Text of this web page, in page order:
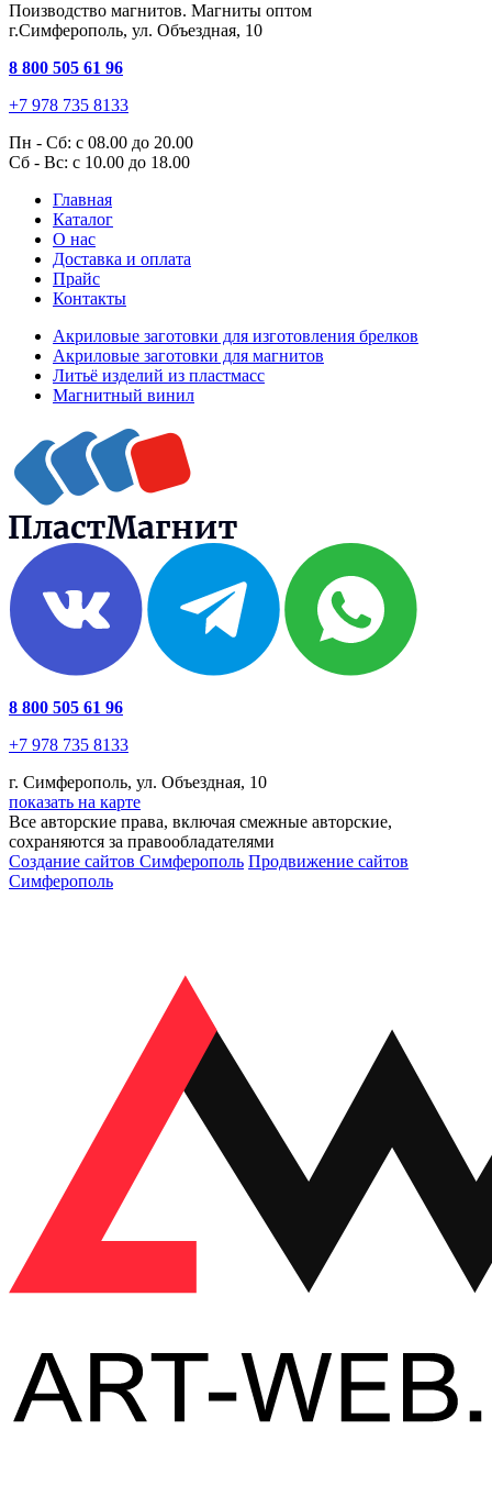
Поизводство магнитов. Магниты оптом
г.Симферополь, ул. Объездная, 10
8 800 505 61 96
+7 978 735 8133
Пн - Сб: с 08.00 до 20.00
Сб - Вс: с 10.00 до 18.00
Главная
Каталог
О нас
Доставка и оплата
Прайс
Контакты
Акриловые заготовки для изготовления брелков
Акриловые заготовки для магнитов
Литьё изделий из пластмасс
Магнитный винил
8 800 505 61 96
+7 978 735 8133
г. Симферополь, ул. Объездная, 10
показать на карте
Все авторские права, включая смежные авторские,
сохраняются за правообладателями
Создание сайтов Симферополь Продвижение сайтов
Симферополь